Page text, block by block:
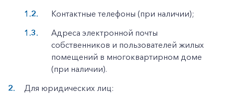
Контактные телефоны (при наличии);
Адреса электронной почты
собственников и пользователей жилых
помещений в многоквартирном доме
(при наличии).
Для юридических лиц: